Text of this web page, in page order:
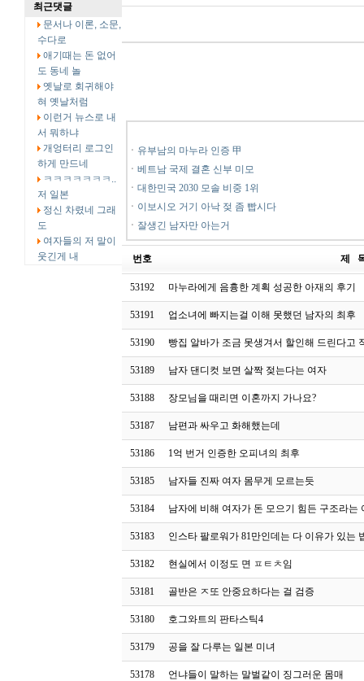
최근댓글
문서나 이론, 소문,
수다로
애기때는 돈 없어
도 동네 놀
옛날로 회귀해야
혀 옛날처럼
이런거 뉴스로 내
서 뭐하냐
개엉터리 로그인
하게 만드네
ㅋㅋㅋㅋㅋㅋㅋ..
저 일본
정신 차렸네 그래
도
여자들의 저 말이
웃긴게 내
ㆍ 유부남의 마누라 인증 甲
ㆍ 베트남 국제 결혼 신부 미모
ㆍ 대한민국 2030 모솔 비중 1위
ㆍ 이보시오 거기 아낙 젖 좀 빱시다
ㆍ 잘생긴 남자만 아는거
번호 제
53192 마누라에게 음흉한 계획 성공한 아재의 후기
53191 업소녀에 빠지는걸 이해 못했던 남자의 최후
53190 빵집 알바가 조금 못생겨서 할인해 드린다고
53189 남자 댄디컷 보면 살짝 젖는다는 여자
53188 장모님을 때리면 이혼까지 가나요?
53187 남편과 싸우고 화해했는데
53186 1억 번거 인증한 오피녀의 최후
53185 남자들 진짜 여자 몸무게 모르는듯
53184 남자에 비해 여자가 돈 모으기 힘든 구조라는
53183 인스타 팔로워가 81만인데는 다 이유가 있는
53182 현실에서 이정도 면 ㅍㅌㅊ임
53181 골반은 ㅈ또 안중요하다는 걸 검증
53180 호그와트의 판타스틱4
53179 공을 잘 다루는 일본 미녀
53178 언냐들이 말하는 말벌같이 징그러운 몸매